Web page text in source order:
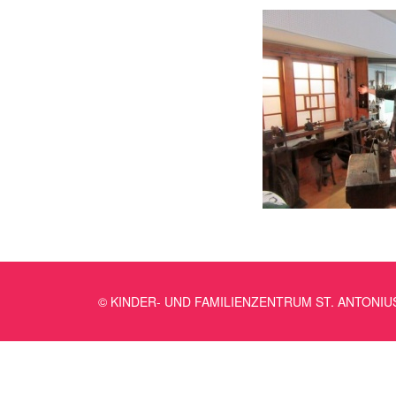
© KINDER- UND FAMILIENZENTRUM ST.